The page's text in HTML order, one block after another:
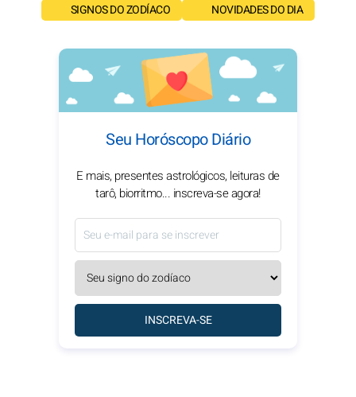
SIGNOS DO ZODÍACO
NOVIDADES DO DIA
Seu Horóscopo Diário
E mais, presentes astrológicos, leituras de
tarô, biorritmo... inscreva-se agora!
INSCREVA-SE